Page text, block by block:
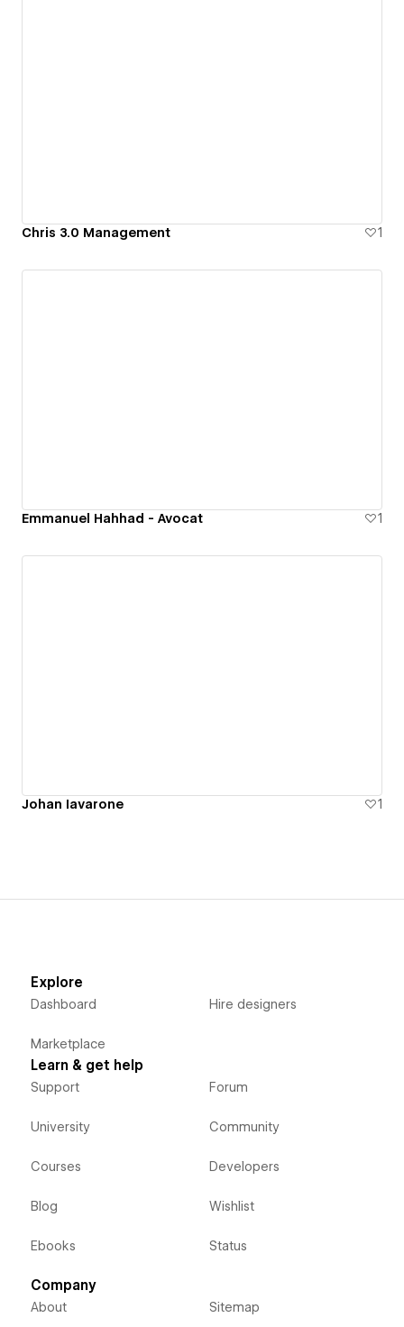
Chris 3.0 Management 1
Emmanuel Hahhad - Avocat 1
Johan Iavarone 1
Explore
Dashboard
Marketplace
Hire designers
Learn & get help
Support
University
Courses
Blog
Ebooks
Forum
Community
Developers
Wishlist
Status
Company
About Sitemap